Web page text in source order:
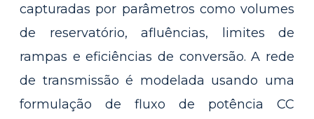
capturadas por parâmetros como volumes
de reservatório, afluências, limites de
rampas e eficiências de conversão. A rede
de transmissão é modelada usando uma
formulação de fluxo de potência CC